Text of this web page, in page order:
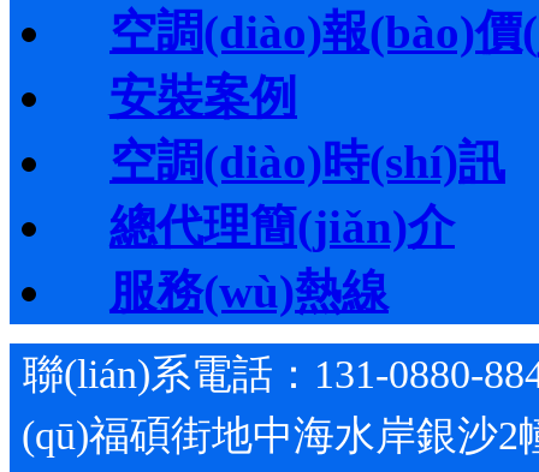
空調(diào)報(bào)
安裝案例
空調(diào)時(shí)訊
總代理簡(jiǎn)介
服務(wù)熱線
聯(lián)系電話：131-0880-
(qū)福碩街地中海水岸銀沙2